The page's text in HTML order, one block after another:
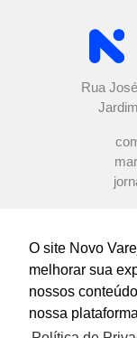
O site Novo
melhorar sua
nossos
nossa
Rua